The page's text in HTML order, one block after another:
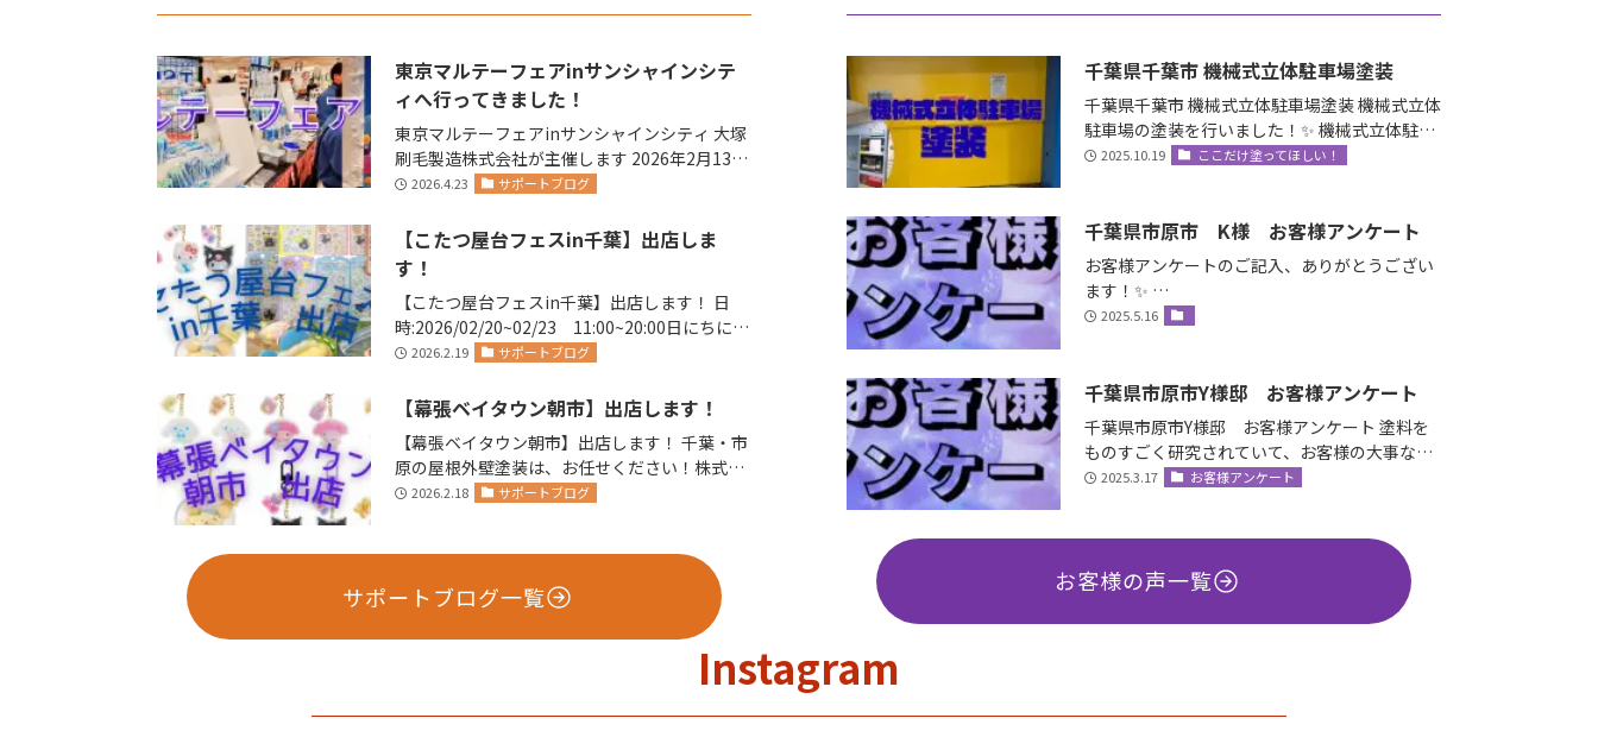
東京マルテーフェアinサンシャインシテ
ィへ行ってきました！
東京マルテーフェアinサンシャインシティ 大塚
刷毛製造株式会社が主催します 2026年2月13日
(金)14日(土)に開催されま…
2026.4.23 サポートブログ
【こたつ屋台フェスin千葉】出店しま
す！
【こたつ屋台フェスin千葉】出店します！ 日
時:2026/02/20~02/23 11:00~20:00日にちによ
り営業…
2026.2.19 サポートブログ
【幕張ベイタウン朝市】出店します！
【幕張ベイタウン朝市】出店します！ 千葉・市
原の屋根外壁塗装は、お任せください！株式会
社リペイント🫟 …
2026.2.18 サポートブログ
サポートブログ一覧
千葉県千葉市 機械式立体駐車場塗装
千葉県千葉市 機械式立体駐車場塗装 機械式立体
駐車場の塗装を行いました！✨ 機械式立体駐車
場とは？ エレベータ…
2025.10.19 ここだけ塗ってほしい！
千葉県市原市 K様 お客様アンケート
お客様アンケートのご記入、ありがとうござい
ます！✨ …
2025.5.16
千葉県市原市Y様邸 お客様アンケート
千葉県市原市Y様邸 お客様アンケート 塗料を
ものすごく研究されていて、お客様の大事な家
を守ると言う社長の誠意をすごく感じ絶対間違
2025.3.17 お客様アンケート
お客様の声一覧
Instagram